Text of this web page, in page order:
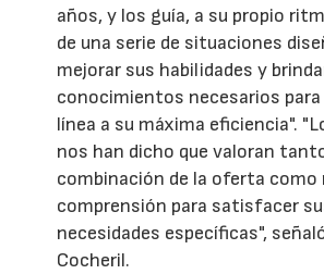
años, y los guía, a su propio
de una serie de situaciones
mejorar sus habilidades y
conocimientos necesarios para
línea a su máxima eficiencia".
nos han dicho que valoran
combinación de la oferta como
comprensión para satisfacer
necesidades específicas",
Cocheril.